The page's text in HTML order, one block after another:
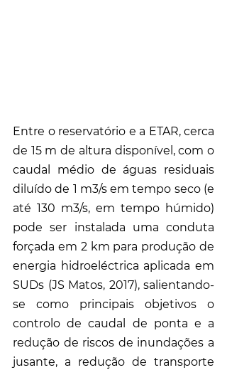
Entre o reservatório e a ETAR, cerca
de 15 m de altura disponível, com o
caudal médio de águas residuais
diluído de 1 m3/s em tempo seco (e
até 130 m3/s, em tempo húmido)
pode ser instalada uma conduta
forçada em 2 km para produção de
energia hidroeléctrica aplicada em
SUDs (JS Matos, 2017), salientando-
se como principais objetivos o
controlo de caudal de ponta e a
redução de riscos de inundações a
jusante, a redução de transporte